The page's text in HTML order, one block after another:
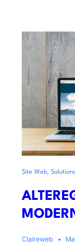
Site Web,
Claireweb